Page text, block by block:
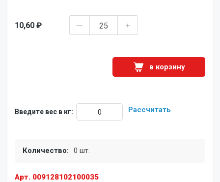
Арт. 009128102100035
10,60 ₽
в корзину
Введите вес в кг: Рассчитать
Количество: 0 шт.